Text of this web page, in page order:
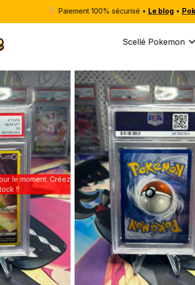
Paiement 100% sécurisé • Le blog •
Scellé Pokemon
le moment. Créez
!!